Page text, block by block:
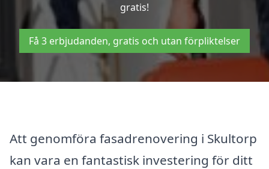
gratis!
Få 3 erbjudanden, gratis och utan förpliktelser
Att genomföra fasadrenovering i Skultorp
kan vara en fantastisk investering för ditt